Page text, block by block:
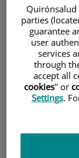
parties
guarantee
user
services
through
accept all
cookies" or
Settings.